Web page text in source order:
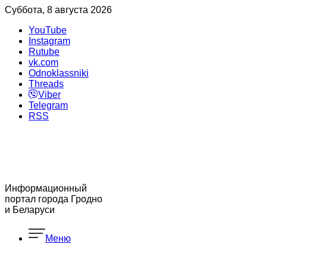
Суббота, 8 августа 2026
YouTube
Instagram
Rutube
vk.com
Odnoklassniki
Threads
Viber
Telegram
RSS
Информационный
портал города Гродно
и Беларуси
Меню